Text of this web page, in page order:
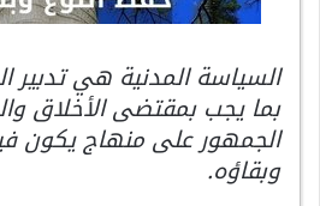
السياسة المدنية هي تدبير
بما يجب بمقتضى الأخلاق
الجمهور على منهاج يكون
وبقاؤه.